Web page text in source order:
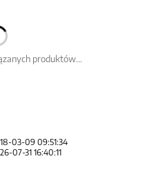
produktów...
03-09 09:51:34
07-31 16:40:11